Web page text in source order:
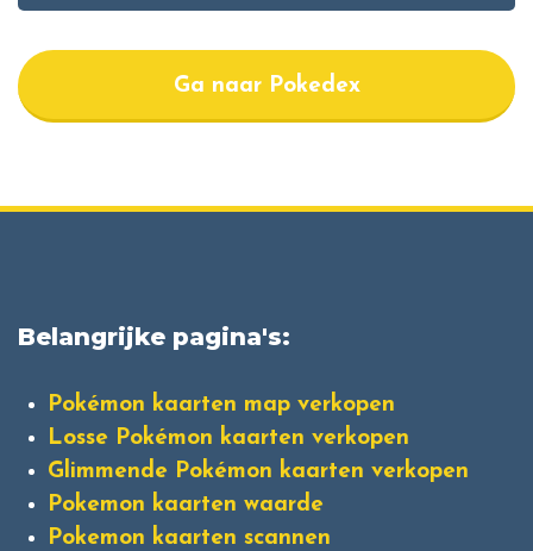
Ga naar Pokedex
Belangrijke pagina's:
Pokémon kaarten map verkopen
Losse Pokémon kaarten verkopen
Glimmende Pokémon kaarten verkopen
Pokemon kaarten waarde
Pokemon kaarten scannen